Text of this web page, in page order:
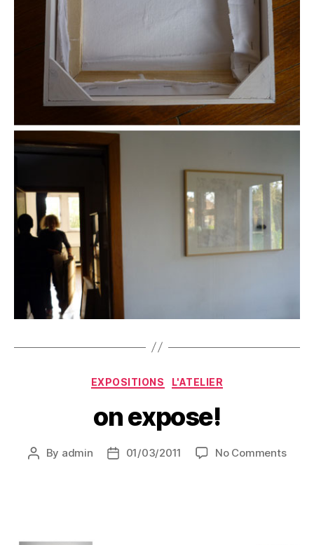
Categories
EXPOSITIONS L'ATELIER
on expose!
Post
By admin
Post01/03/2011 No Commentson